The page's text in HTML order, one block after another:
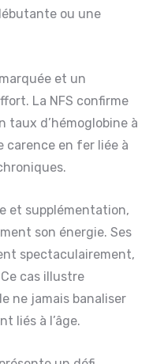
ou une
et un
La NFS confirme
taux d’hémoglobine à
carence en fer liée à
et supplémentation,
son énergie. Ses
spectaculairement,
cas illustre
ne jamais banaliser
liés à l’âge.